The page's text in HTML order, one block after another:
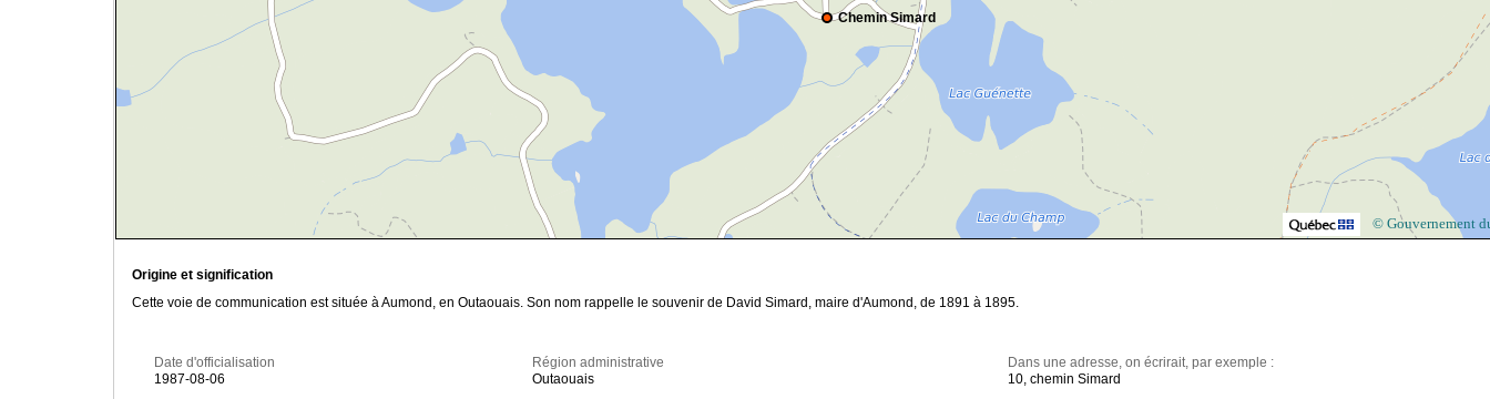
Chemin Simard
© Gouvernement
Origine et signification
Cette voie de communication est située à Aumond, en Outaouais. Son nom rappelle le souvenir de David Simard, maire d'Aumond, de 1891 à 1895.
Date d'officialisation
1987-08-06
Région administrative
Outaouais
Dans une adresse, on écrirait, par exemple :
10, chemin Simard